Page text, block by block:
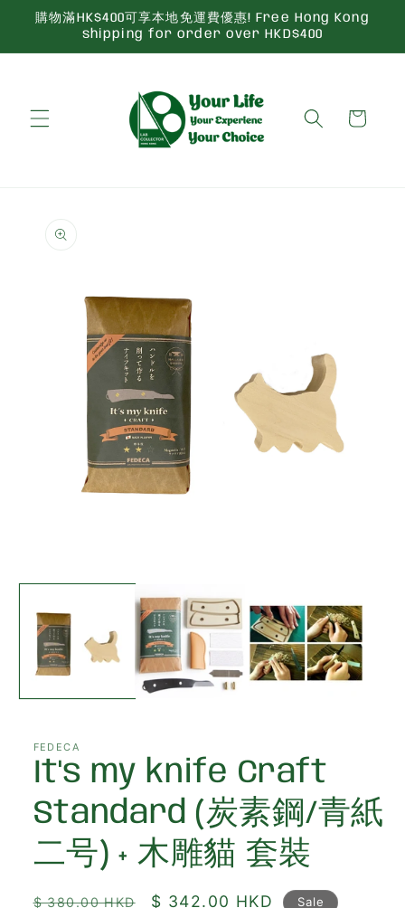
Skip to
content
購物滿HK$400可享本地免運費優惠! Free Hong Kong
shipping for order over HKD$400
Cart
information
media
in
modal
FEDECA
It's my knife Craft
Standard (炭素鋼/青紙
二号) + 木雕貓 套裝
Regular
$ 380.00 HKD
Sale
$ 342.00 HKD Sale